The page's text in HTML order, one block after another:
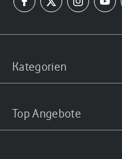
Kategorien
Top Angebote